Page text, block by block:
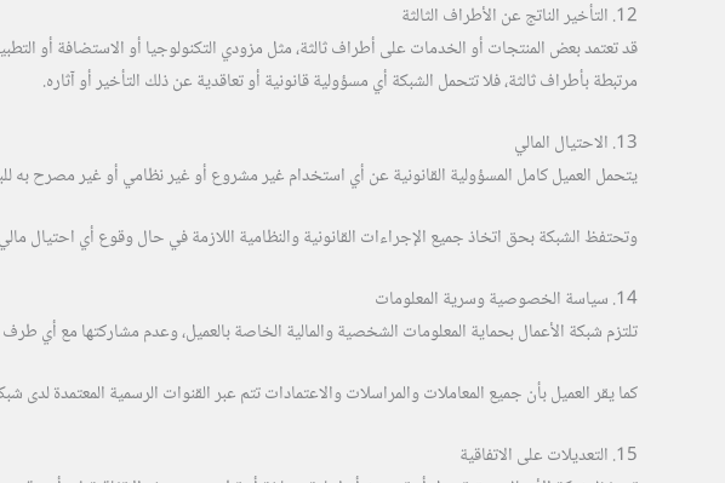
12. التأخير الناتج عن الأطراف الثالثة
قد تعتمد بعض المنتجات أو الخدمات على أطراف ثالثة، مثل مزودي التكنولوجيا أو الاستضافة أو
مرتبطة بأطراف ثالثة، فلا تتحمل الشبكة أي مسؤولية قانونية أو تعاقدية عن ذلك التأخير أو آثاره.
13. الاحتيال المالي
يتحمل العميل كامل المسؤولية القانونية عن أي استخدام غير مشروع أو غير نظامي أو غير مصرح به
وتحتفظ الشبكة بحق اتخاذ جميع الإجراءات القانونية والنظامية اللازمة في حال وقوع أي احتيال
14. سياسة الخصوصية وسرية المعلومات
تلتزم شبكة الأعمال بحماية المعلومات الشخصية والمالية الخاصة بالعميل، وعدم مشاركتها مع أي
كما يقر العميل بأن جميع المعاملات والمراسلات والاعتمادات تتم عبر القنوات الرسمية المعتمدة
15. التعديلات على الاتفاقية